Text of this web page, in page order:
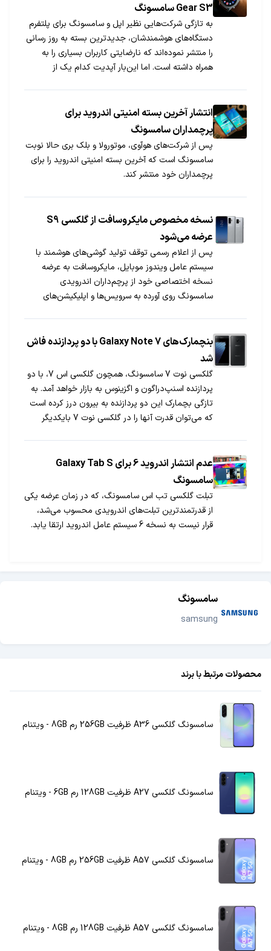
Gear S3 سامسونگ
به تازگی شرکت‎هایی نظیر اپل و سامسونگ برای پلتفرم
دستگاه‎های هوشمندشان، جدیدترین بسته به روز رسانی
را منتشر نموده‎اند که نارضایتی کاربران بسیاری را به
همراه داشته است. اما این‎بار آپدیت کدام یک از
انتشار آخرین بسته امنیتی اندروید برای
پرچمداران سامسونگ
پس از شرکت‌های هوآوی، موتورولا و بلک بری حالا نوبت
سامسونگ است که آخرین بسته امنیتی اندروید را برای
پرچمداران خود منتشر کند.
نسخه مخصوص مایکروسافت از گلکسی S9
عرضه می‌شود
پس از اعلام رسمی توقف تولید گوشی‌های هوشمند با
سیستم عامل ویندوز موبایل، مایکروسافت به عرضه
نسخه اختصاصی خود از پرچم‌داران اندرویدی
سامسونگ روی آورده به سرویس‌ها و اپلیکیشن‌های
بنچمارک‌های Galaxy Note 7 با دو پردازنده فاش
شد
گلکسی نوت 7 سامسونگ، همچون گلکسی اس 7، با دو
پردازنده اسنپ‌دراگون و اگزینوس به بازار خواهد آمد. به
تازگی بچمارک این دو پردازنده به بیرون درز کرده است
که می‌توان قدرت آنها را در گلکسی نوت 7 بایکدیگر
عدم انتشار اندروید 6 برای Galaxy Tab S
سامسونگ
تبلت گلکسی تب اس سامسونگ، که در زمان عرضه یکی
از قدرتمندترین تبلت‌های اندرویدی محسوب می‌شد،
قرار نیست به نسخه 6 سیستم عامل اندروید ارتقا یابد.
سامسونگ
samsung
محصولات مرتبط با برند
سامسونگ گلکسی A36 ظرفیت 256GB رم 8GB - ویتنام
سامسونگ گلکسی A27 ظرفیت 128GB رم 6GB - ویتنام
سامسونگ گلکسی A57 ظرفیت 256GB رم 8GB - ویتنام
سامسونگ گلکسی A57 ظرفیت 128GB رم 8GB - ویتنام